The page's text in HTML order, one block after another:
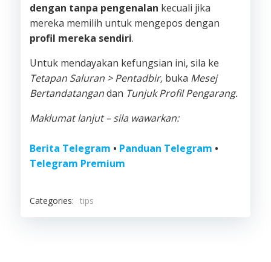
dengan tanpa pengenalan kecuali jika
mereka memilih untuk mengepos dengan
profil mereka sendiri.
Untuk mendayakan kefungsian ini, sila ke
Tetapan Saluran > Pentadbir, buka Mesej
Bertandatangandan Tunjuk Profil Pengarang.
Maklumat lanjut – sila wawarkan:
Berita Telegram • Panduan Telegram •
Telegram Premium
Categories: tips